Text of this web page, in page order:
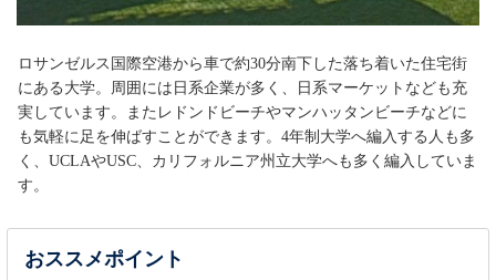
ロサンゼルス国際空港から車で約30分南下した落ち着いた住宅街
にある大学。周囲には日系企業が多く、日系マーケットなども充
実しています。またレドンドビーチやマンハッタンビーチなどに
も気軽に足を伸ばすことができます。4年制大学へ編入する人も多
く、UCLAやUSC、カリフォルニア州立大学へも多く編入していま
す。
おススメポイント